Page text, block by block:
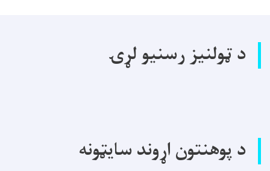
د ټولنیز رسنیو لړۍ
د پوهنتون اړوند سایټونه